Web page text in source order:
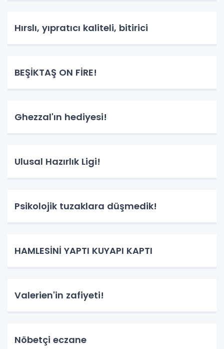
Hırslı, yıpratıcı kaliteli, bitirici
BEŞİKTAŞ ON FİRE!
Ghezzal'ın hediyesi!
Ulusal Hazırlık Ligi!
Psikolojik tuzaklara düşmedik!
HAMLESİNİ YAPTI KUYAPI KAPTI
Valerien'in zafiyeti!
Nöbetçi eczane